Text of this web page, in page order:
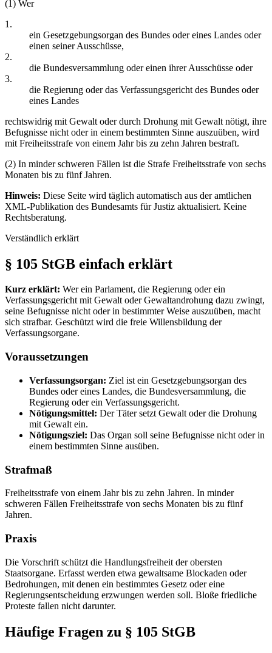
(1) Wer
1.
ein Gesetzgebungsorgan des Bundes oder eines Landes oder
einen seiner Ausschüsse,
2.
die Bundesversammlung oder einen ihrer Ausschüsse oder
3.
die Regierung oder das Verfassungsgericht des Bundes oder
eines Landes
rechtswidrig mit Gewalt oder durch Drohung mit Gewalt nötigt, ihre
Befugnisse nicht oder in einem bestimmten Sinne auszuüben, wird
mit Freiheitsstrafe von einem Jahr bis zu zehn Jahren bestraft.
(2) In minder schweren Fällen ist die Strafe Freiheitsstrafe von sechs
Monaten bis zu fünf Jahren.
Hinweis: Diese Seite wird täglich automatisch aus der amtlichen
XML-Publikation des Bundesamts für Justiz aktualisiert. Keine
Rechtsberatung.
Verständlich erklärt
§ 105 StGB einfach erklärt
Kurz erklärt: Wer ein Parlament, die Regierung oder ein
Verfassungsgericht mit Gewalt oder Gewaltandrohung dazu zwingt,
seine Befugnisse nicht oder in bestimmter Weise auszuüben, macht
sich strafbar. Geschützt wird die freie Willensbildung der
Verfassungsorgane.
Voraussetzungen
Verfassungsorgan: Ziel ist ein Gesetzgebungsorgan des
Bundes oder eines Landes, die Bundesversammlung, die
Regierung oder ein Verfassungsgericht.
Nötigungsmittel: Der Täter setzt Gewalt oder die Drohung
mit Gewalt ein.
Nötigungsziel: Das Organ soll seine Befugnisse nicht oder in
einem bestimmten Sinne ausüben.
Strafmaß
Freiheitsstrafe von einem Jahr bis zu zehn Jahren. In minder
schweren Fällen Freiheitsstrafe von sechs Monaten bis zu fünf
Jahren.
Praxis
Die Vorschrift schützt die Handlungsfreiheit der obersten
Staatsorgane. Erfasst werden etwa gewaltsame Blockaden oder
Bedrohungen, mit denen ein bestimmtes Gesetz oder eine
Regierungsentscheidung erzwungen werden soll. Bloße friedliche
Proteste fallen nicht darunter.
Häufige Fragen zu § 105 StGB